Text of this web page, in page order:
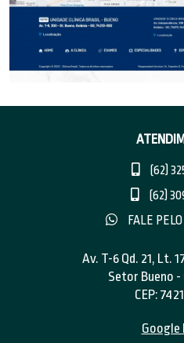
(62)
(62)
FALE
Av. T-6 Qd. 21, Lt.
Setor Bueno -
CEP:
Google